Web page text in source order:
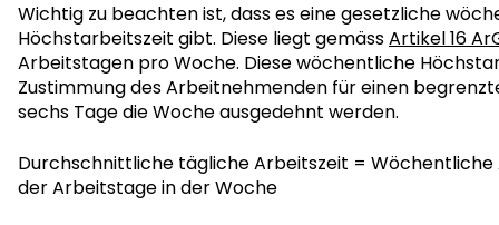
Wichtig zu beachten ist, dass es eine gesetzliche
Höchstarbeitszeit gibt. Diese liegt gemässArtikel 16
Arbeitstagen pro Woche. Diese wöchentliche
Zustimmung des Arbeitnehmenden für einen
sechs Tage die Woche ausgedehnt werden.
Durchschnittliche tägliche Arbeitszeit =
der Arbeitstage in der Woche